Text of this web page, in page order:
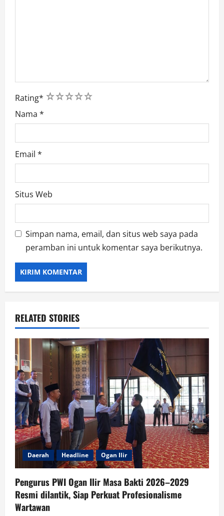
Rating* 5
4
3
2
1
Nama *
Email *
Situs Web
Simpan nama, email, dan situs web saya pada
peramban ini untuk komentar saya berikutnya.
RELATED STORIES
Daerah Headline Ogan Ilir
Pengurus PWI Ogan Ilir Masa Bakti 2026–2029
Resmi dilantik, Siap Perkuat Profesionalisme
Wartawan